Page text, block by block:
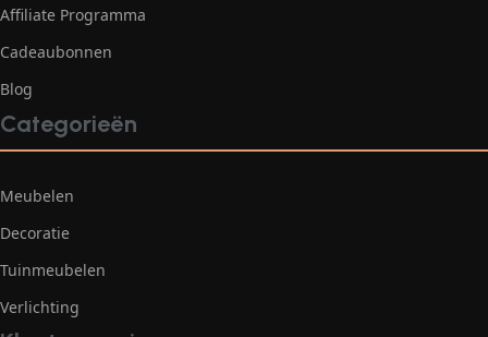
Affiliate Programma
Cadeaubonnen
Blog
Categorieën
Meubelen
Decoratie
Tuinmeubelen
Verlichting